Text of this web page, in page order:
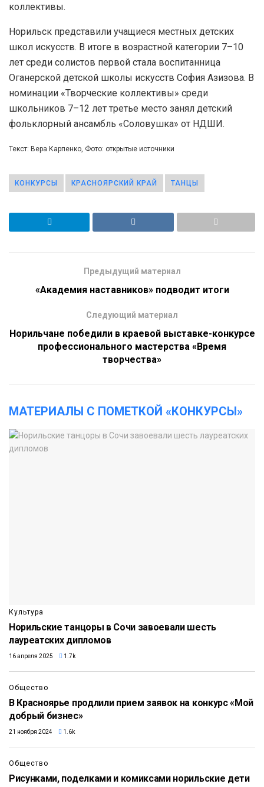
коллективы.
Норильск представили учащиеся местных детских
школ искусств. В итоге в возрастной категории 7–10
лет среди солистов первой стала воспитанница
Оганерской детской школы искусств София Азизова. В
номинации «Творческие коллективы» среди
школьников 7–12 лет третье место занял детский
фольклорный ансамбль «Соловушка» от НДШИ.
Текст: Вера Карпенко, Фото: открытые источники
КОНКУРСЫ КРАСНОЯРСКИЙ КРАЙ ТАНЦЫ
Предыдущий материал
«Академия наставников» подводит итоги
Следующий материал
Норильчане победили в краевой выставке-конкурсе
профессионального мастерства «Время
творчества»
МАТЕРИАЛЫ С ПОМЕТКОЙ «КОНКУРСЫ»
Культура
Норильские танцоры в Сочи завоевали шесть
лауреатских дипломов
16 апреля 2025 1.7k
Общество
В Красноярье продлили прием заявок на конкурс «Мой
добрый бизнес»
21 ноября 2024 1.6k
Общество
Рисунками, поделками и комиксами норильские дети